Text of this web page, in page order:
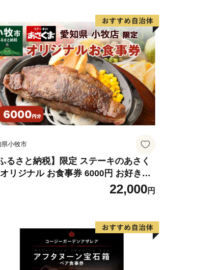
小牧市
るさと納税】限定 ステーキのあさく
リジナル お食事券 6000円 お好きな
ュー 好きなだけ コーンスープ カレー
ダ プリン ソフトクリーム デザート
22,000円